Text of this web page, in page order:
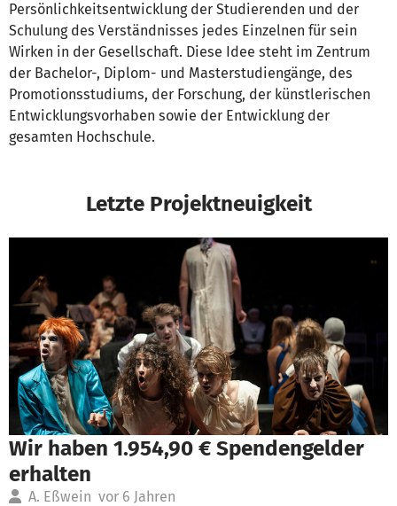
Persönlichkeitsentwicklung der Studierenden und der
Schulung des Verständnisses jedes Einzelnen für sein
Wirken in der Gesellschaft. Diese Idee steht im Zentrum
der Bachelor-, Diplom- und Masterstudiengänge, des
Promotionsstudiums, der Forschung, der künstlerischen
Entwicklungsvorhaben sowie der Entwicklung der
gesamten Hochschule.
Letzte Projektneuigkeit
Wir haben 1.954,90 € Spendengelder
erhalten
A. Eßwein vor 6 Jahren